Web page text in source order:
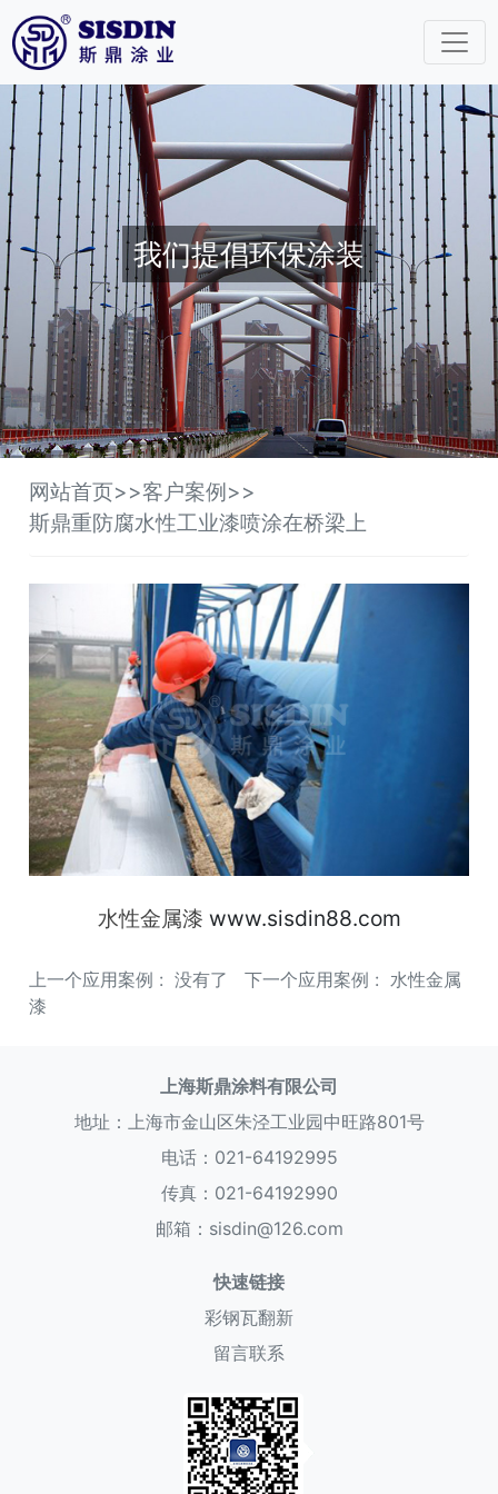
我们提倡环保涂装
网站首页>>客户案例>>
斯鼎重防腐水性工业漆喷涂在桥梁上
水性金属漆 www.sisdin88.com
上一个应用案例 : 没有了 下一个应用案例 : 水性金属
漆
上海斯鼎涂料有限公司
地址：上海市金山区朱泾工业园中旺路801号
电话：021-64192995
传真：021-64192990
邮箱：sisdin@126.com
快速链接
彩钢瓦翻新
留言联系